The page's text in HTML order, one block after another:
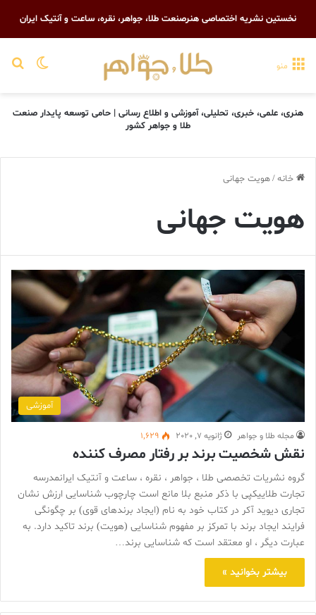
نخستین نشریه اختصاصی هنرصنعت طلا، جواهر، نقره، ساعت و آنتیک ایران
تغییر منو
هنری، علمی، خبری، تحلیلی، آموزشی و اطلاع رسانی | حامی توسعه پایدار صنعت
طلا و جواهر کشور
خانه/هویت جهانی
هویت جهانی
آموزشی
مجله طلا و جواهر ژانویه 7, 2020 1,629
نقش شخصیت برند بر رفتار مصرف کننده
گروه نشریات تخصصی طلا ، جواهر ، نقره ، ساعت و آنتیک ایرانمدرسه
تجارت طلاییکپی با ذکر منبع بلا مانع است چارچوب شناسایی ارزش نشان
تجاری دیوید آکر در کتاب خود به نام (ایجاد برندهای قوی) بر چگونگی
فرایند ایجاد برند با تمرکز بر مفهوم شناسایی (هویت) برند تاکید دارد. به
عبارت دیگر ، او معتقد است که شناسایی برند…
بیشتر بخوانید »